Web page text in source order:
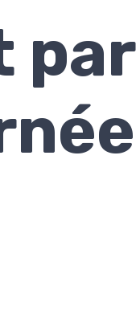
par